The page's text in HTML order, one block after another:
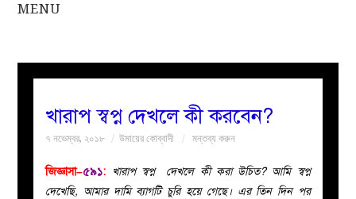
MENU
সকল
নারীদের
খারাপ স্বপ্ন দেখলে কী করবেন?
৭ নভেম্বর, ২০১৮ উমায়ের কোব্বাদী মন্তব্য করুন
জিজ্ঞাসা–৫৯১: খারাপ স্বপ্ন দেখলে কী করা উচিত? আমি স্বপ্ন
দেখেছি, আমার দামি ব্যাগটি চুরি হয়ে গেছে। এর তিন দিন পর